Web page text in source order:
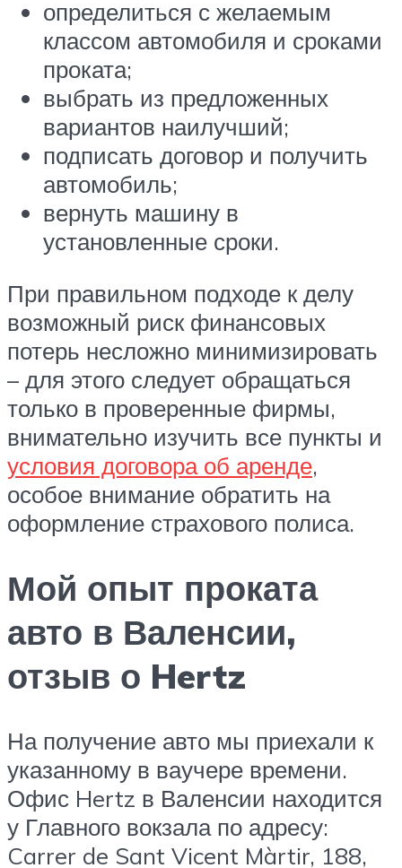
определиться с желаемым
классом автомобиля и сроками
проката;
выбрать из предложенных
вариантов наилучший;
подписать договор и получить
автомобиль;
вернуть машину в
установленные сроки.
При правильном подходе к делу
возможный риск финансовых
потерь несложно минимизировать
– для этого следует обращаться
только в проверенные фирмы,
внимательно изучить все пункты и
условия договора об аренде,
особое внимание обратить на
оформление страхового полиса.
Мой опыт проката
авто в Валенсии,
отзыв о Hertz
На получение авто мы приехали к
указанному в ваучере времени.
Офис Hertz в Валенсии находится
у Главного вокзала по адресу:
Carrer de Sant Vicent Màrtir, 188,